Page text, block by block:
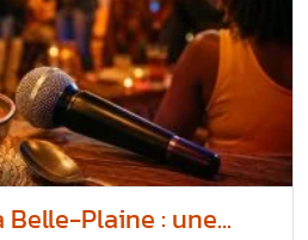
Plaine : une...